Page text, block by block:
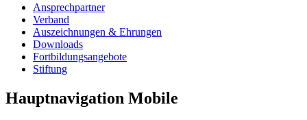
Ansprechpartner
Verband
Auszeichnungen & Ehrungen
Downloads
Fortbildungsangebote
Stiftung
Hauptnavigation Mobile